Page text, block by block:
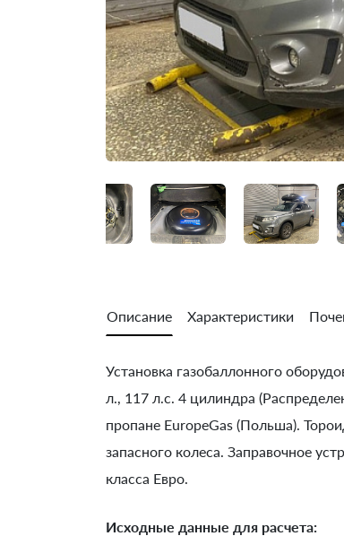
Описание Характеристики
Установка газобаллонного
л., 117 л.с. 4 цилиндра
пропане EuropeGas (Польша).
запасного колеса. Заправочное
класса Евро.
Исходные данные для расчета: